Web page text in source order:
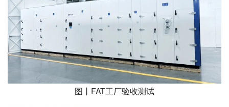
图丨FAT工厂验收测试